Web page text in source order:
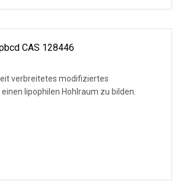
CAS 128446
verbreitetes modifiziertes
lipophilen Hohlraum zu bilden.